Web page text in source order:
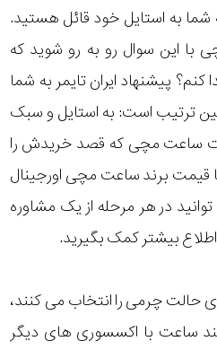
به استایل خود قائل هستید.
این سوال رو به رو شوید که
پیشنهاد ایران تایمر به شما
ترتیب است: به استایل و سبک
ساعت مچی که قصد خریدش را
قیمت برند ساعت مچی اورجینال
در هر مرحله از یک مشاوره
بیشتر کمک بگیرید.
چرمی را انتخاب می کنند،
ساعت با اکسسوری های دیگر